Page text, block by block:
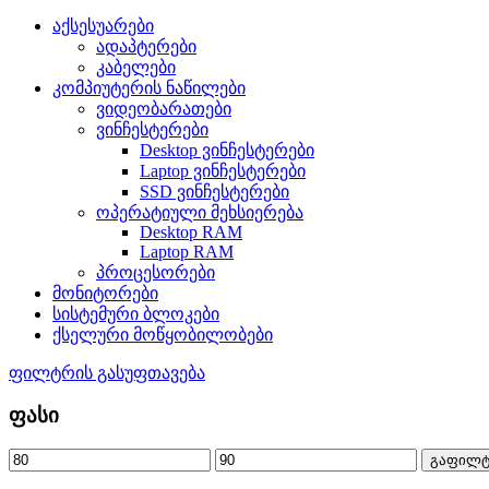
აქსესუარები
ადაპტერები
კაბელები
კომპიუტერის ნაწილები
ვიდეობარათები
ვინჩესტერები
Desktop ვინჩესტერები
Laptop ვინჩესტერები
SSD ვინჩესტერები
ოპერატიული მეხსიერება
Desktop RAM
Laptop RAM
პროცესორები
მონიტორები
სისტემური ბლოკები
ქსელური მოწყობილობები
ფილტრის გასუფთავება
ფასი